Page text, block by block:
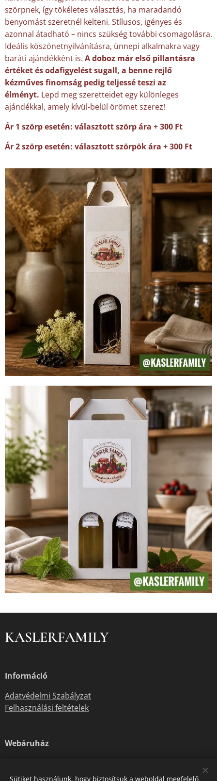
szörpnek, így tökéletes választás, ha maradandó
benyomást szeretnél kelteni. Stílusos, igényes és
azonnal átadható – nincs szükség további csomagolásra.
Ideális köszönetnyilvánításra, ünnepi alkalmakra vagy
baráti ajándékként is. A doboz már első pillantásra
értéket és odafigyelést sugall, a benne rejlő
kézműves finomság pedig teljessé teszi az
élményt. Lepd meg szeretteidet egy különleges
ajándékkal, amely kívül-belül örömet szerez!
Ár 1 szörp esetén: választott szörp ára + 300 Ft
Ár 2 szörp esetén: választott szörpök ára + 300 Ft
KASLERFAMILY
Információ
Adatvédelmi Szabályzat
Felhasználási feltételek
Webáruház
Kapcsolat
Sütiket használunk, hogy biztosítsuk a weboldal megfelelő